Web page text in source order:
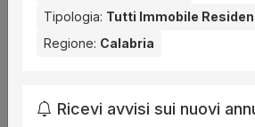
Tipologia: Tutti Immobile
Regione: Calabria
Ricevi avvisi sui nuovi